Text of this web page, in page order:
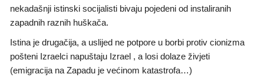
nekadašnji istinski socijalisti bivaju pojedeni od instaliranih
zapadnih raznih huškača.
Istina je drugačija, a uslijed ne potpore u borbi protiv cionizma
pošteni Izraelci napuštaju Izrael , a losi dolaze živjeti
(emigracija na Zapadu je većinom katastrofa…)